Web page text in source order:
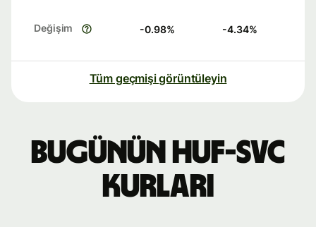
Değişim -0.98% -4.34%
Tüm geçmişi görüntüleyin
Bugünün HUF-SVC
kurları